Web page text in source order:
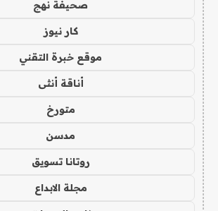
صحيفة نهج
كار نيوز
موقع خبرة التقني
أناقة أنثى
متورخ
مدسن
روتانا تسويق
مجلة الابداع